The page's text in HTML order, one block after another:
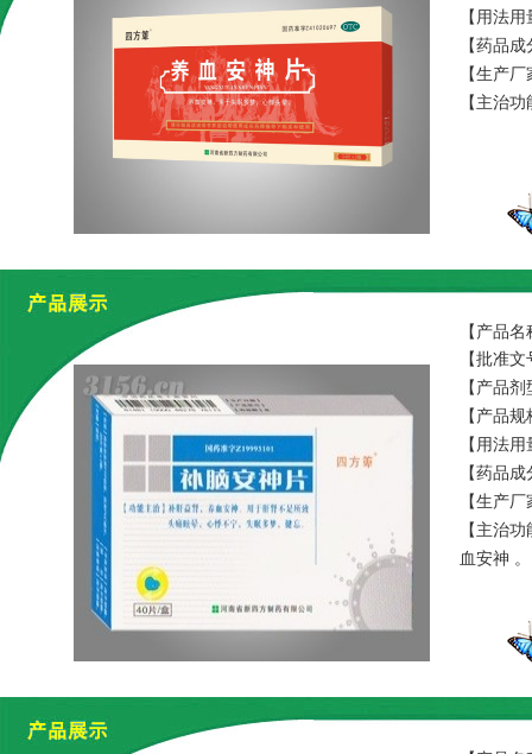
【用法
【药品
淀粉、
【生产
【主治
【产品
【批准
【产品
【产品
【用法
【药品
合欢皮
【生产
【主治
血安神 。